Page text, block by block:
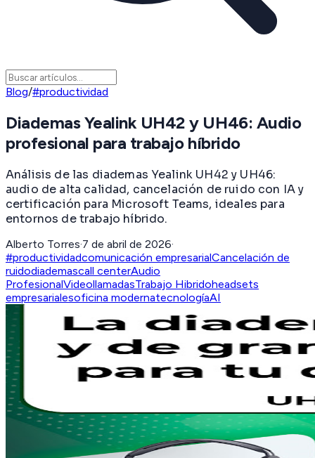
Blog/#productividad
Diademas Yealink UH42 y UH46: Audio
profesional para trabajo híbrido
Análisis de las diademas Yealink UH42 y UH46:
audio de alta calidad, cancelación de ruido con IA y
certificación para Microsoft Teams, ideales para
entornos de trabajo híbrido.
Alberto Torres·7 de abril de 2026·
#productividadcomunicación empresarialCancelación de
ruidodiademascall centerAudio
ProfesionalVideollamadasTrabajo Hibridoheadsets
empresarialesoficina modernatecnologíaAI